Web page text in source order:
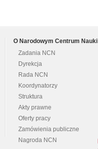
O Narodowym Centrum Nauki
Zadania NCN
Dyrekcja
Rada NCN
Koordynatorzy
Struktura
Akty prawne
Oferty pracy
Zamówienia publiczne
Nagroda NCN